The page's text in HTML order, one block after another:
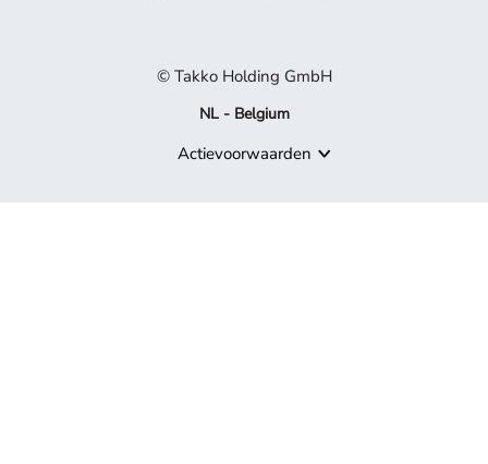
© Takko Holding GmbH
NL - Belgium
Actievoorwaarden